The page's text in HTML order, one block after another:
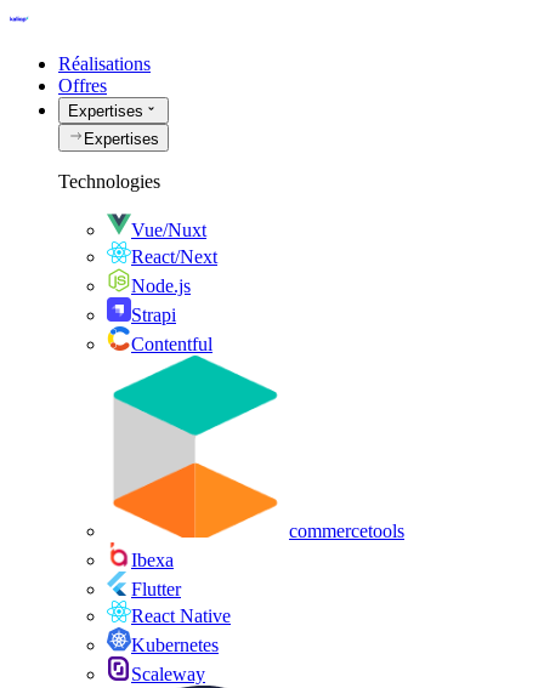
Réalisations
Offres
Expertises
Expertises
Technologies
Vue/Nuxt
React/Next
Node.js
Strapi
Contentful
commercetools
Ibexa
Flutter
React Native
Kubernetes
Scaleway